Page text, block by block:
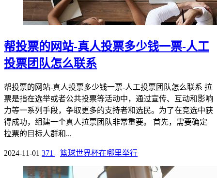
帮投票的网站-真人投票多少钱一票-人工
投票团队怎么联系
帮投票的网站-真人投票多少钱一票-人工投票团队怎么联系 拉
票是指在选举或者公共投票等活动中，通过宣传、互动和影响
力等一系列手段，争取更多的支持者和选民。为了在竞选中获
得成功，组建一个真人拉票团队非常重要。 首先，需要确定
拉票的目标人群和...
2024-11-01 371 篮球世界杯在哪里举行